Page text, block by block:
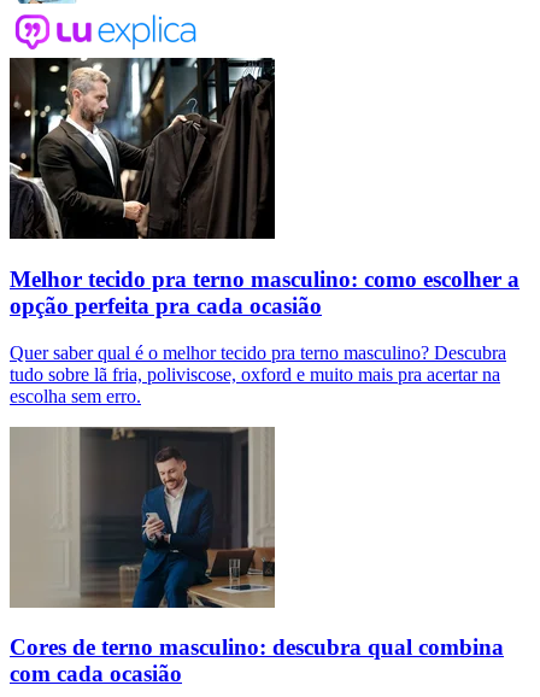
Melhor tecido pra terno masculino: como escolher a
opção perfeita pra cada ocasião
Quer saber qual é o melhor tecido pra terno masculino? Descubra
tudo sobre lã fria, poliviscose, oxford e muito mais pra acertar na
escolha sem erro.
Cores de terno masculino: descubra qual combina
com cada ocasião